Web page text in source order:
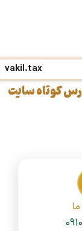
vakil.tax
کوتاه سایت